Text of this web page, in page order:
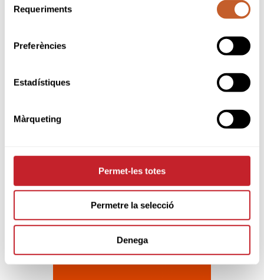
Requeriments
Preferències
Estadístiques
Màrqueting
Permet-les totes
Permetre la selecció
Denega